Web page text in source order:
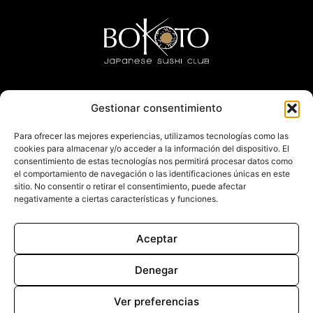
Gestionar consentimiento
Para ofrecer las mejores experiencias, utilizamos tecnologías como las
cookies para almacenar y/o acceder a la información del dispositivo. El
consentimiento de estas tecnologías nos permitirá procesar datos como
el comportamiento de navegación o las identificaciones únicas en este
sitio. No consentir o retirar el consentimiento, puede afectar
negativamente a ciertas características y funciones.
Aceptar
Denegar
Ver preferencias
Trabaja con nosotros
Actualidad
Contacto
SABADELLLOGROÑO
Política de privacidad Aviso legal